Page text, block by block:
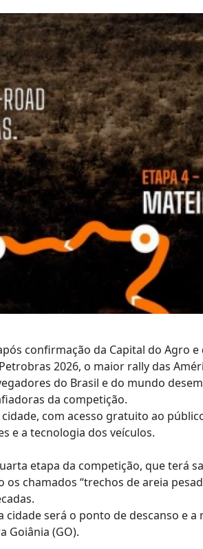
confirmação da Capital do Agro
2026, o maior rally das
do Brasil e do mundo
da competição.
com acesso gratuito ao
e a tecnologia dos veículos.
etapa da competição, que terá
chamados “trechos de areia
será o ponto de descanso e a
Goiânia (GO).